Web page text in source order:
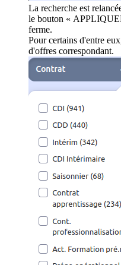
La recherche est
le bouton «
ferme.
Pour certains d'entre
d'offres correspondant.